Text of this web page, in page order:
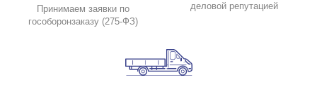
Принимаем заявки по
гособоронзаказу (275-ФЗ)
деловой репутацией